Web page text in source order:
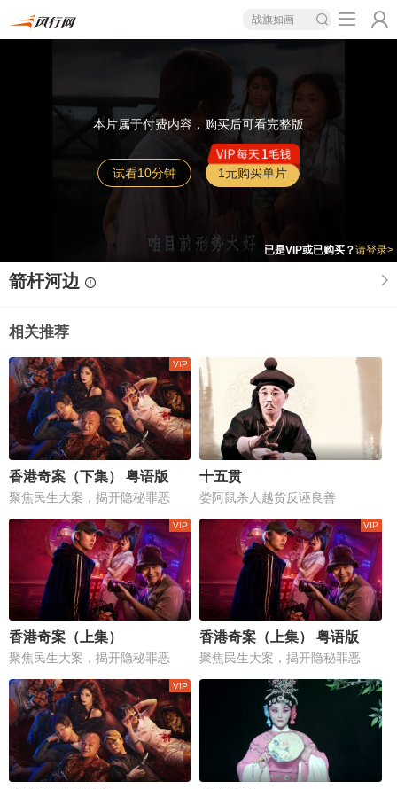
战旗如画
本片属于付费内容，购买后可看完整版
试看10分钟 1元购买单片
已是VIP或已购买？请登录>
箭杆河边
相关推荐
香港奇案（下集） 粤语版
聚焦民生大案，揭开隐秘罪恶
十五贯
娄阿鼠杀人越货反诬良善
香港奇案（上集）
聚焦民生大案，揭开隐秘罪恶
香港奇案（上集） 粤语版
聚焦民生大案，揭开隐秘罪恶